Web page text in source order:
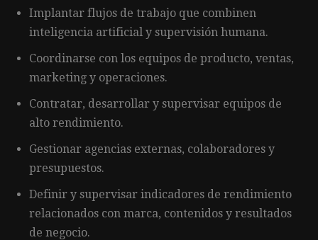
Implantar flujos de trabajo que combinen
inteligencia artificial y supervisión humana.
Coordinarse con los equipos de producto, ventas,
marketing y operaciones.
Contratar, desarrollar y supervisar equipos de
alto rendimiento.
Gestionar agencias externas, colaboradores y
presupuestos.
Definir y supervisar indicadores de rendimiento
relacionados con marca, contenidos y resultados
de negocio.